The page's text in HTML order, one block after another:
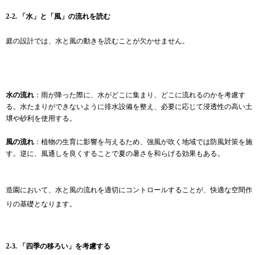
2-2. 「水」と「風」の流れを読む
庭の設計では、水と風の動きを読むことが欠かせません。
水の流れ ：雨が降った際に、水がどこに集まり、どこに流れるのかを考慮す
る。水たまりができないように排水設備を整え、必要に応じて浸透性の高い土
壌や砂利を使用する。
風の流れ ：植物の生育に影響を与えるため、強風が吹く地域では防風対策を施
す。逆に、風通しを良くすることで夏の暑さを和らげる効果もある。
造園において、水と風の流れを適切にコントロールすることが、快適な空間作
りの基礎となります。
2-3. 「四季の移ろい」を考慮する